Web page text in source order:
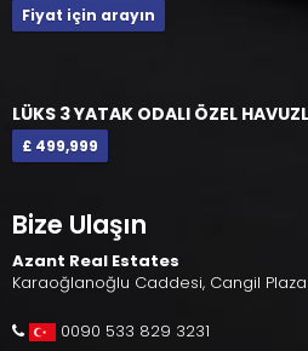
Fiyat için arayın
LÜKS 3 YATAK ODALI ÖZEL
£ 499,999
Bize Ulaşın
Azant Real Estates
Karaoğlanoğlu Caddesi, Cangil Plaza
0090 533 829 3231